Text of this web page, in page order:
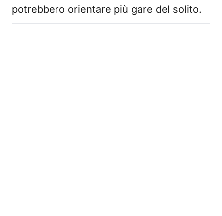
potrebbero orientare più gare del solito.